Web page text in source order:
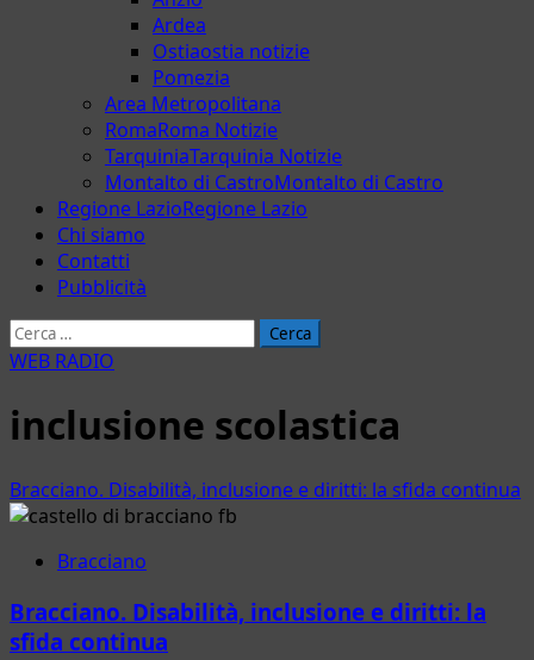
Ardea
Ostiaostia notizie
Pomezia
Area Metropolitana
RomaRoma Notizie
TarquiniaTarquinia Notizie
Montalto di CastroMontalto di Castro
Regione LazioRegione Lazio
Chi siamo
Contatti
Pubblicità
Ricerca
per:
WEB RADIO
inclusione scolastica
Bracciano. Disabilità, inclusione e diritti: la sfida continua
Bracciano
Bracciano. Disabilità, inclusione e diritti: la
sfida continua